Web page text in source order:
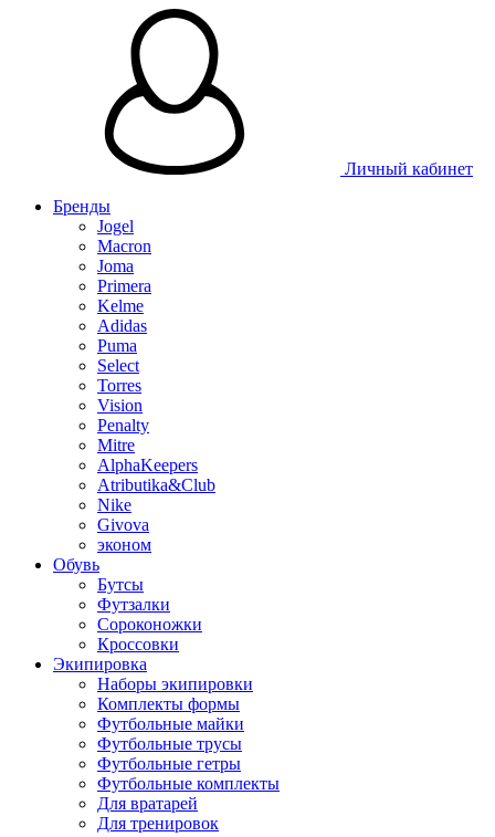
Личный кабинет
Бренды
Jogel
Macron
Joma
Primera
Kelme
Adidas
Puma
Select
Torres
Vision
Penalty
Mitre
AlphaKeepers
Atributika&Club
Nike
Givova
эконом
Обувь
Бутсы
Футзалки
Сороконожки
Кроссовки
Экипировка
Наборы экипировки
Комплекты формы
Футбольные майки
Футбольные трусы
Футбольные гетры
Футбольные комплекты
Для вратарей
Для тренировок